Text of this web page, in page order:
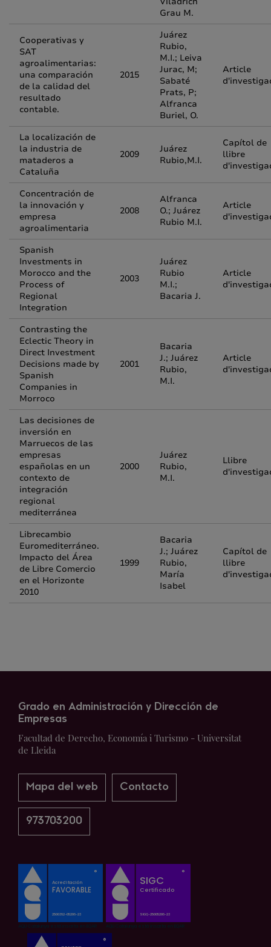
Grau M.
Cooperativas y
SAT
agroalimentarias:
una comparación
de la calidad del
resultado
contable.
2015
Juárez
Rubio,
M.I.; Leiva
Jurac, M;
Sabaté
Prats, P;
Alfranca
Buriel, O.
Article
La localización de
la industria de
mataderos a
Cataluña
2009
Juárez
Rubio,M.I.
Capítol de
llibre
Concentración de
la innovación y
empresa
agroalimentaria
2008
Alfranca
O.; Juárez
Rubio M.I.
Article
Spanish
Investments in
Morocco and the
Process of
Regional
Integration
2003
Juárez
Rubio
M.I.;
Bacaria J.
Article
Contrasting the
Eclectic Theory in
Direct Investment
Decisions made by
Spanish
Companies in
Morroco
2001
Bacaria
J.; Juárez
Rubio,
M.I.
Article
Las decisiones de
inversión en
Marruecos de las
empresas
españolas en un
contexto de
integración
regional
mediterránea
2000
Juárez
Rubio,
M.I.
Llibre
Librecambio
Euromediterráneo.
Impacto del Área
de Libre Comercio
en el Horizonte
2010
1999
Bacaria
J.; Juárez
Rubio,
María
Isabel
Capítol de
llibre
Grado en Administración y Dirección de
Empresas
Facultad de Derecho, Economía i Turismo - Universitat
de Lleida
Mapa del web Contacto
973703200